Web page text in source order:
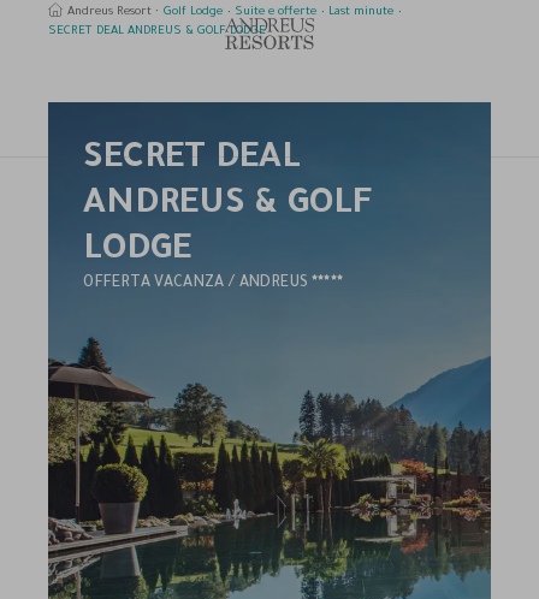
Andreus Resort Golf Lodge Suite e offerte
Last minute
SECRET DEAL ANDREUS & GOLF LODGE
SECRET DEAL
ANDREUS & GOLF
LODGE
OFFERTA VACANZA / ANDREUS
5